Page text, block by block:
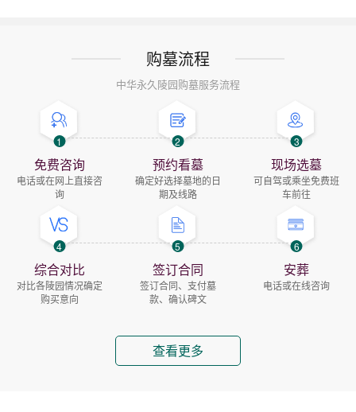
购墓流程
中华永久陵园购墓服务流程
1
免费咨询
电话或在网上直接咨
询
2
预约看墓
确定好选择墓地的日
期及线路
3
现场选墓
可自驾或乘坐免费班
车前往
4
综合对比
对比各陵园情况确定
购买意向
5
签订合同
签订合同、支付墓
款、确认碑文
6
安葬
电话或在线咨询
查看更多